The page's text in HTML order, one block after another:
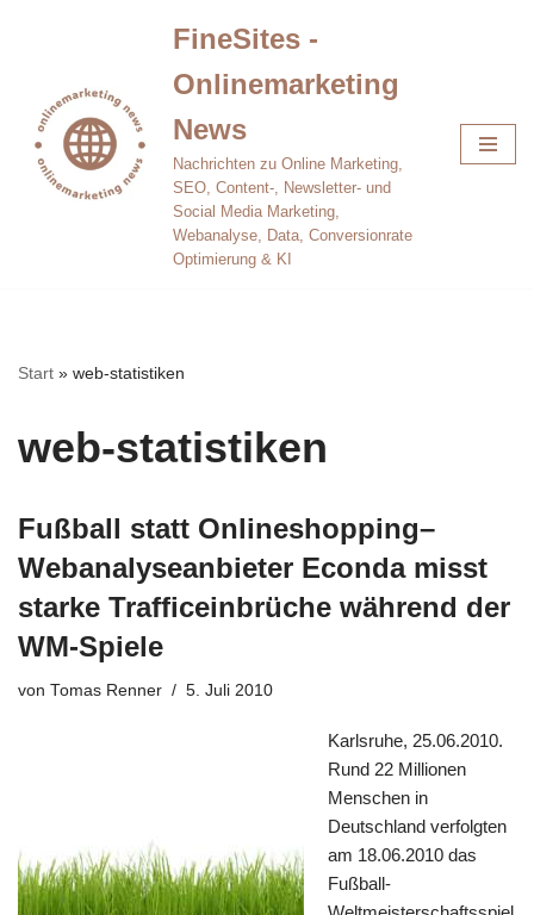
springen
FineSites -
Onlinemarketing
News
Nachrichten zu Online Marketing,
SEO, Content-, Newsletter- und
Social Media Marketing,
Webanalyse, Data, Conversionrate
Optimierung & KI
Start » web-statistiken
web-statistiken
Fußball statt Onlineshopping–
Webanalyseanbieter Econda misst
starke Trafficeinbrüche während der
WM-Spiele
von Tomas Renner 5. Juli 2010
Karlsruhe, 25.06.2010.
Rund 22 Millionen
Menschen in
Deutschland verfolgten
am 18.06.2010 das
Fußball-